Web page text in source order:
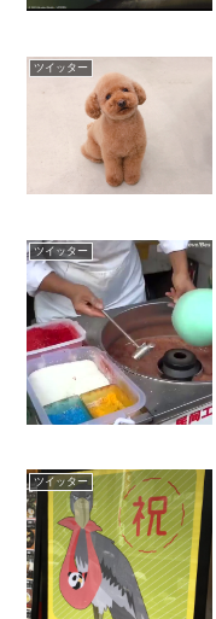
ツイッター
ツイッター
ツイッター